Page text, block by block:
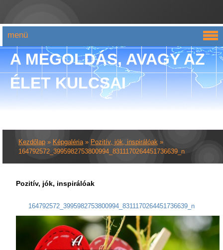
A MEGOLDÁS, AVAGY AZ
ÉLET KULCSAI
Kezdőlap » Képgaléria» Pozitív, jók, inspirálóak »
164792572_3995982753800994_8311170264451736639_n
Pozitív, jók, inspirálóak
164792572_3995982753800994_8311170264451736639_n
menü